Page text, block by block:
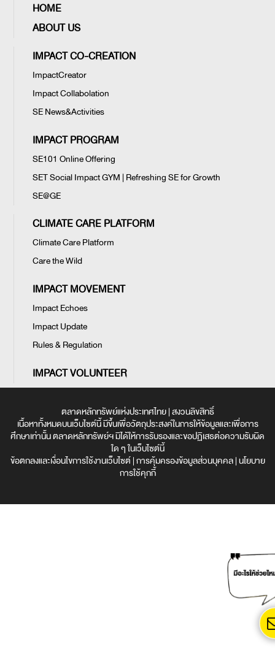
HOME
ABOUT US
IMPACT CO-CREATION
ImpactCreator
Impact Collabolation
SE News&Activities
IMPACT PROGRAM
SE101 Online Offering
SET Social Impact GYM | Refreshing SE for Growth
SE@GE
CLIMATE CARE PLATFORM
Climate Care Platform
Care the Wild
IMPACT MOVEMENT
Impact Echoes
Impact Update
Rules & Regulation
IMPACT VOLUNTEER
ตลาดหลักทรัพย์แห่งประเทศไทย | สงวนลิขสิทธิ์
เนื้อหาทั้งหมดบนเว็บไซต์นี้ มีขึ้นเพื่อวัตถุประสงค์ในการให้ข้อมูลและเพื่อการ
ศึกษาเท่านั้น ตลาดหลักทรัพย์ฯ มิได้ให้การรับรองและขอปฏิเสธต่อความรับผิด
ใด ๆ ในเว็บไซต์นี้
ข้อตกลงและเงื่อนไขการใช้งานเว็บไซต์|การคุ้มครองข้อมูลส่วนบุคคล|นโยบาย
การใช้คุกกี้